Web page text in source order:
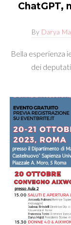
ChatGPT,
By Darya
Bella esperienza
dei